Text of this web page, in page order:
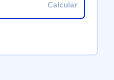
Calcular